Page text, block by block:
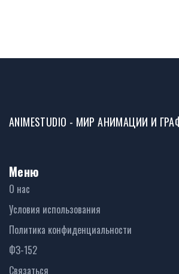
ANIMESTUDIO - МИР АНИМАЦИИ И
Меню
О нас
Условия использования
Политика конфиденциальности
ФЗ-152
Связаться